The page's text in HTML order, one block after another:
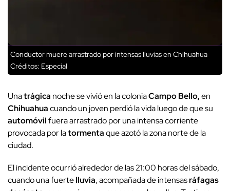
Conductor muere arrastrado por intensas lluvias en Chihuahua
Créditos: Especial
Unatrágica noche se vivió en la coloniaCampo Bello,en
Chihuahuacuando un joven perdió la vida luego de que su
automóvilfuera arrastrado por una intensa corriente
provocada por latormentaque azotó la zona norte de la
ciudad.
El incidente ocurrió alrededor de las 21:00 horas del sábado,
cuando una fuertelluvia, acompañada de intensasráfagas